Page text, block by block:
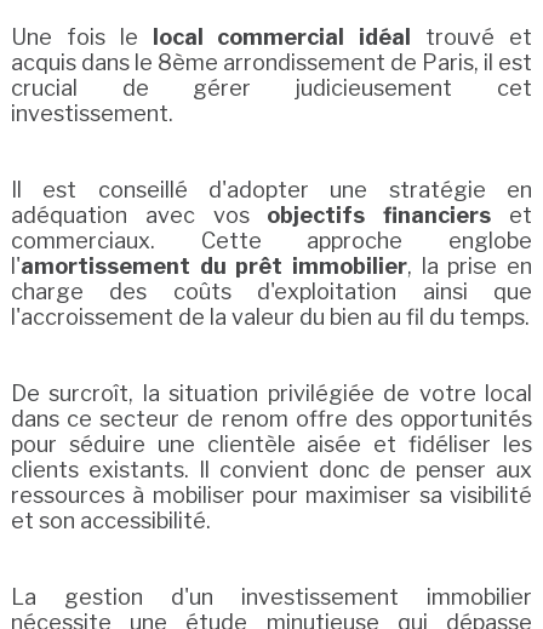
Une fois le local commercial idéal
trouvé et
acquis dans le 8ème arrondissement de Paris, il est
crucial de gérer judicieusement cet
investissement.
Il est conseillé d'adopter une stratégie en
adéquation avec vos objectifs financiers et
commerciaux. Cette approche englobe
l'amortissement du prêt immobilier, la prise en
charge des coûts d'exploitation ainsi que
l'accroissement de la valeur du bien au fil du temps.
De surcroît, la situation privilégiée de votre local
dans ce secteur de renom offre des opportunités
pour séduire une clientèle aisée et fidéliser les
clients existants. Il convient donc de penser aux
ressources à mobiliser pour maximiser sa visibilité
et son accessibilité.
La gestion d'un investissement immobilier
nécessite une étude minutieuse qui dépasse